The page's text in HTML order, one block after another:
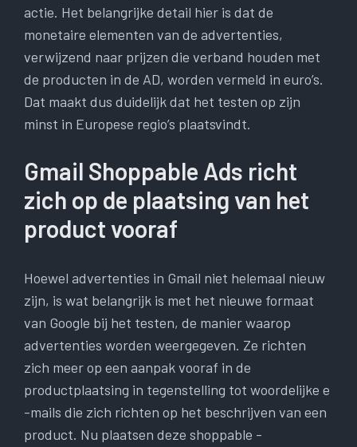
actie. Het belangrijke detail hier is dat de
monetaire elementen van de advertenties,
verwijzend naar prijzen die verband houden met
de producten in de AD, worden vermeld in euro’s.
Dat maakt dus duidelijk dat het testen op zijn
minst in Europese regio’s plaatsvindt.
Gmail Shoppable Ads richt
zich op de plaatsing van het
product vooraf
Hoewel advertenties in Gmail niet helemaal nieuw
zijn, is wat belangrijk is met het nieuwe formaat
van Google bij het testen, de manier waarop
advertenties worden weergegeven. Ze richten
zich meer op een aanpak vooraf in de
productplaatsing in tegenstelling tot woordelijke e
-mails die zich richten op het beschrijven van een
product. Nu plaatsen deze shoppable -